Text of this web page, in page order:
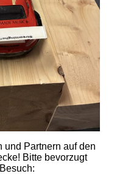
Partnern auf den
Bitte bevorzugt